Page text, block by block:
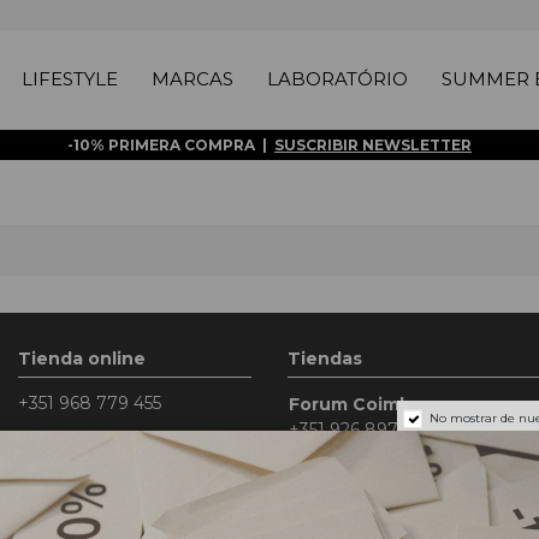
LIFESTYLE MARCAS LABORATÓRIO SUMMER
-10% PRIMERA COMPRA | SUSCRIBIR NEWSLETTER
Tienda online
+351 968 779 455
orders@maufeitio.pt
Messenger
Lunes a Viernes: 9h - 18h
Tiendas
Forum Coimbra
+351 926 897 599*
Lun. a Dom. - 10h a 23h
Laboratório (Rua do
+351 963 044 964
No mostrar de